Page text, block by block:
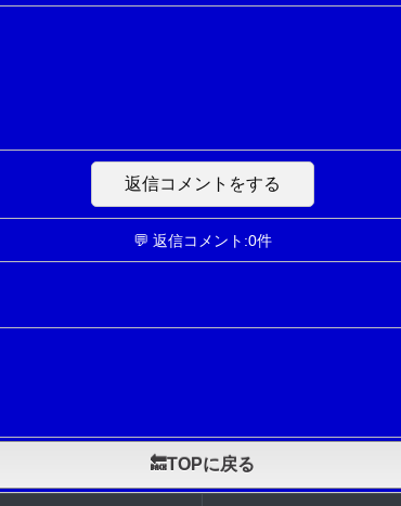
返信コメントをする
💬 返信コメント:0件
🔙TOPに戻る